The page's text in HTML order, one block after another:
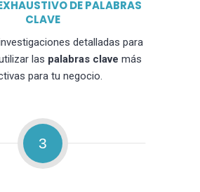
DE PALABRAS
CLAVE
detalladas para
las palabras clave más
para tu negocio.
3